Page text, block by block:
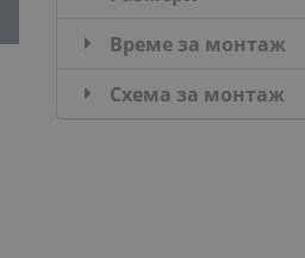
Време за монтаж
Схема за монтаж